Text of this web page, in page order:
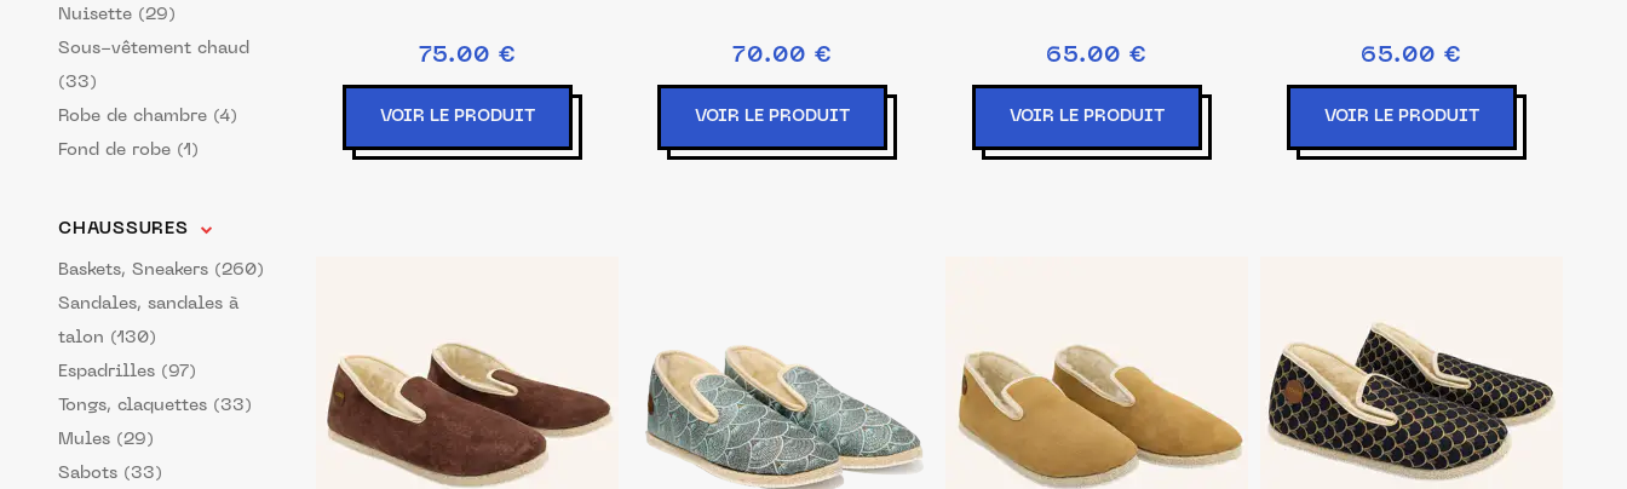
Nuisette (29)
Sous-vêtement chaud
(33)
Robe de chambre (4)
Fond de robe (1)
CHAUSSURES
Baskets, Sneakers (260)
Sandales, sandales à
talon (130)
Espadrilles (97)
Tongs, claquettes (33)
Mules (29)
Sabots (33)
75.00 €
VOIR LE PRODUIT
70.00 €
VOIR LE PRODUIT
65.00 €
VOIR LE PRODUIT
65.00 €
VOIR LE PRODUIT